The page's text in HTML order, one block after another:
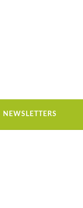
NEWSLETTERS